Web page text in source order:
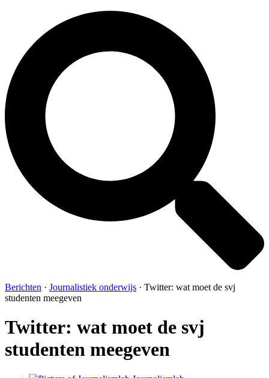
Berichten · Journalistiek onderwijs · Twitter: wat moet de svj
studenten meegeven
Twitter: wat moet de svj
studenten meegeven